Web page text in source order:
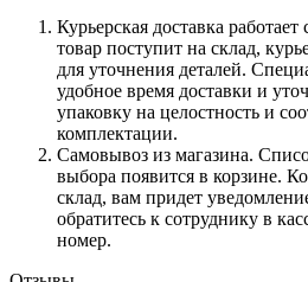
Курьерская доставка
товар поступит на склад,
для уточнения деталей.
удобное время доставки и
упаковку на целостность и
комплектации.
Самовывоз из магазина.
выбора появится в корзине.
склад, вам придет
обратитесь к сотруднику в
номер.